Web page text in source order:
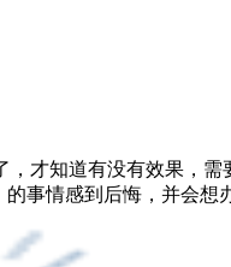
，才知道有没有效果，
事情感到后悔，并会